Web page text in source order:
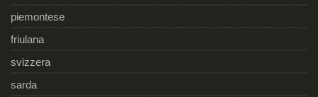
piemontese
friulana
svizzera
sarda